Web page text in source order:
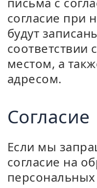
согласие при
будут
соответствии
местом, а
адресом.
Согласие
Если мы
согласие на